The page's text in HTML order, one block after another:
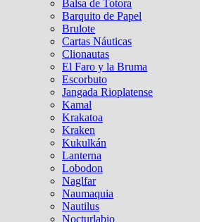
Balsa de Totora
Barquito de Papel
Brulote
Cartas Náuticas
Clionautas
El Faro y la Bruma
Escorbuto
Jangada Rioplatense
Kamal
Krakatoa
Kraken
Kukulkán
Lanterna
Lobodon
Naglfar
Naumaquia
Nautilus
Nocturlabio